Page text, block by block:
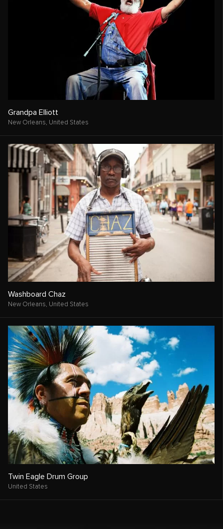
Grandpa Elliott
New Orleans, United States
Washboard Chaz
New Orleans, United States
Twin Eagle Drum Group
United States